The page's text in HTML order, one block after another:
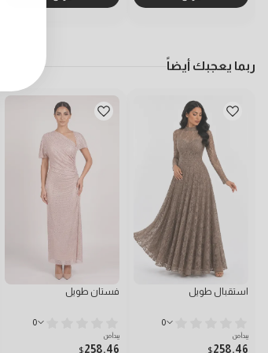
ربما يعجبك أيضاً
استقبال طويل
0
يبدأ من
258.46
$
فستان طويل
0
يبدأ من
258.46
$